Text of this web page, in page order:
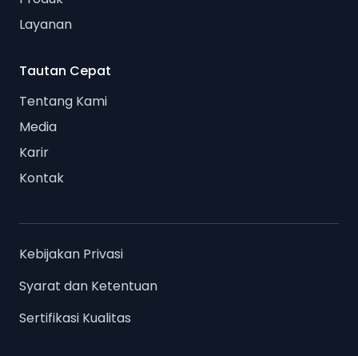
Layanan
Tautan Cepat
Tentang Kami
Media
Karir
Kontak
Kebijakan Privasi
Syarat dan Ketentuan
Sertifikasi Kualitas